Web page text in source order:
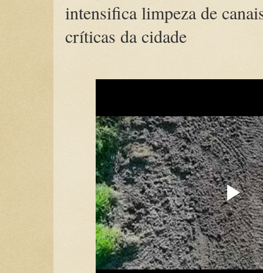
intensifica limpeza de
críticas da cidade